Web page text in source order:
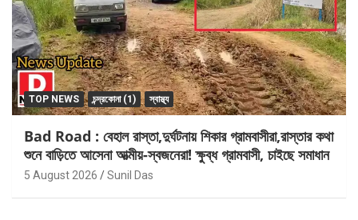
TOP NEWS চন্দ্রকোনা (1) স্বাস্থ্য
Bad Road : বেহাল রাস্তা,দুর্ঘটনায় শিকার গ্রামবাসীরা,রাস্তার কথা
শুনে বাড়িতে আসেনা আত্মীয়-স্বজনেরা! ক্ষুব্ধ গ্রামবাসী, চাইছে সমাধান
5 August 2026 Sunil Das